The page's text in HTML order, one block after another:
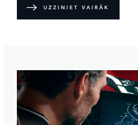
UZZINIET VAIRĀK